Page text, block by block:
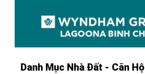
Danh Mục Nhà Đất - Căn Hộ